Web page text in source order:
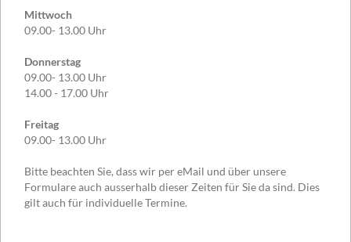
Mittwoch
09.00- 13.00 Uhr
Donnerstag
09.00- 13.00 Uhr
14.00 - 17.00 Uhr
Freitag
09.00- 13.00 Uhr
Bitte beachten Sie, dass wir per eMail und über unsere
Formulare auch ausserhalb dieser Zeiten für Sie da sind. Dies
gilt auch für individuelle Termine.